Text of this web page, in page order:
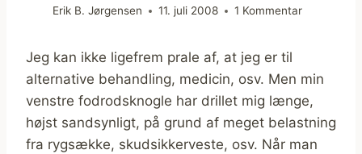
Erik B. Jørgensen 11. juli 2008 1 Kommentar
Jeg kan ikke ligefrem prale af, at jeg er til
alternative behandling, medicin, osv. Men min
venstre fodrodsknogle har drillet mig længe,
højst sandsynligt, på grund af meget belastning
fra rygsække, skudsikkerveste, osv. Når man